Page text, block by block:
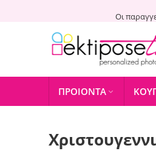
Οι
ΠΡΟΙΌΝΤΑ 